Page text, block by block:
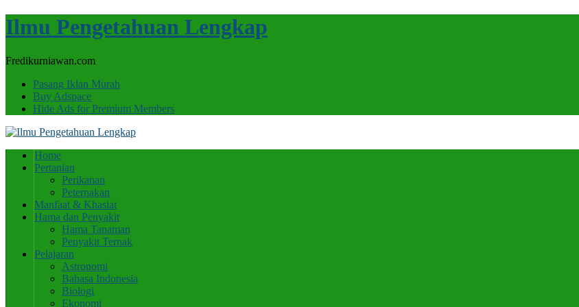
Ilmu Pengetahuan Lengkap
Fredikurniawan.com
Pasang Iklan Murah
Buy Adspace
Hide Ads for Premium Members
Home
Pertanian
Perikanan
Peternakan
Manfaat & Khasiat
Hama dan Penyakit
Hama Tanaman
Penyakit Ternak
Pelajaran
Astronomi
Bahasa Indonesia
Biologi
Ekonomi